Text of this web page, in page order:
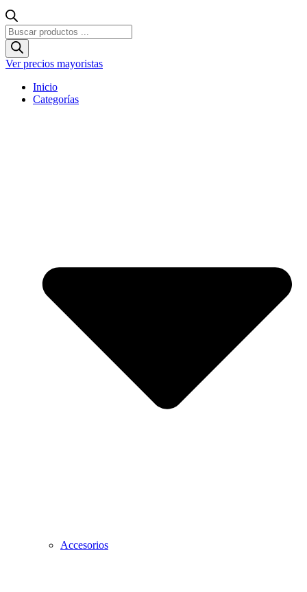
Búsqueda
de
productos
Ver precios mayoristas
Inicio
Categorías
Accesorios